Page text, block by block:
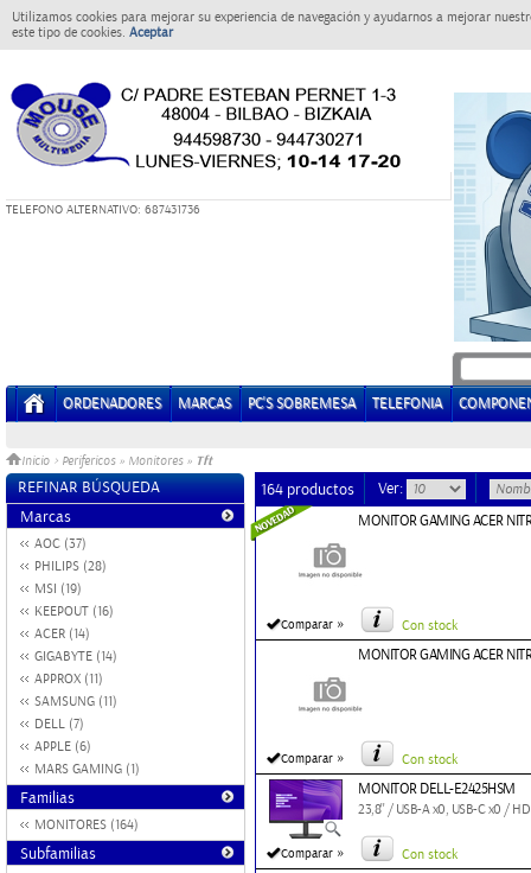
Utilizamos cookies para mejorar su experiencia de navegación y ayudarnos a mejorar
este tipo de cookies. Aceptar
TELEFONO ALTERNATIVO: 687431736
ORDENADORES MARCAS PC'S SOBREMESA TELEFONIA
Inicio > Perifericos » Monitores » Tft
REFINAR BÚSQUEDA
Marcas
AOC (37)
PHILIPS (28)
MSI (19)
KEEPOUT (16)
ACER (14)
GIGABYTE (14)
APPROX (11)
SAMSUNG (11)
DELL (7)
APPLE (6)
MARS GAMING (1)
Familias
MONITORES (164)
Subfamilias
164 productos Ver:
Comparar »
MONITOR GAMING ACER
Con stock
Comparar »
MONITOR GAMING ACER
Con stock
Comparar »
MONITOR DELL-E2425HSM
23,8'' / USB-A x0, USB-C x0 /
Con stock